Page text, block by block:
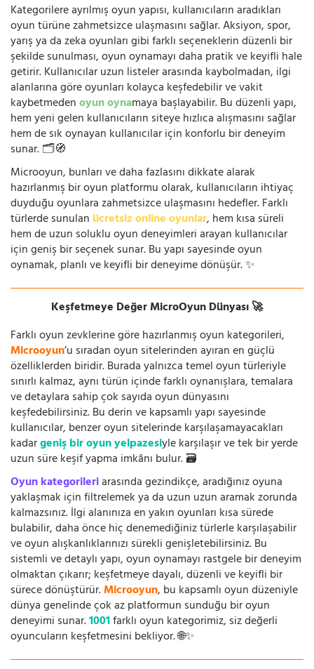
Kategorilere ayrılmış oyun yapısı, kullanıcıların aradıkları
oyun türüne zahmetsizce ulaşmasını sağlar. Aksiyon, spor,
yarış ya da zeka oyunları gibi farklı seçeneklerin düzenli bir
şekilde sunulması, oyun oynamayı daha pratik ve keyifli hale
getirir. Kullanıcılar uzun listeler arasında kaybolmadan, ilgi
alanlarına göre oyunları kolayca keşfedebilir ve vakit
kaybetmedenoyun oynamaya başlayabilir. Bu düzenli yapı,
hem yeni gelen kullanıcıların siteye hızlıca alışmasını sağlar
hem de sık oynayan kullanıcılar için konforlu bir deneyim
sunar. 🗂️🧭
Microoyun, bunları ve daha fazlasını dikkate alarak
hazırlanmış bir oyun platformu olarak, kullanıcıların ihtiyaç
duyduğu oyunlara zahmetsizce ulaşmasını hedefler. Farklı
türlerde sunulan ücretsiz online oyunlar, hem kısa süreli
hem de uzun soluklu oyun deneyimleri arayan kullanıcılar
için geniş bir seçenek sunar. Bu yapı sayesinde oyun
oynamak, planlı ve keyifli bir deneyime dönüşür. ✨
Keşfetmeye Değer MicroOyun Dünyası 🚀
Farklı oyun zevklerine göre hazırlanmış oyun kategorileri,
Microoyun’u sıradan oyun sitelerinden ayıran en güçlü
özelliklerden biridir. Burada yalnızca temel oyun türleriyle
sınırlı kalmaz, aynı türün içinde farklı oynanışlara, temalara
ve detaylara sahip çok sayıda oyun dünyasını
keşfedebilirsiniz. Bu derin ve kapsamlı yapı sayesinde
kullanıcılar, benzer oyun sitelerinde karşılaşamayacakları
kadargeniş bir oyun yelpazesiyle karşılaşır ve tek bir yerde
uzun süre keşif yapma imkânı bulur. 🗃️
Oyun kategorileriarasında gezindikçe, aradığınız oyuna
yaklaşmak için filtrelemek ya da uzun uzun aramak zorunda
kalmazsınız. İlgi alanınıza en yakın oyunları kısa sürede
bulabilir, daha önce hiç denemediğiniz türlerle karşılaşabilir
ve oyun alışkanlıklarınızı sürekli genişletebilirsiniz. Bu
sistemli ve detaylı yapı, oyun oynamayı rastgele bir deneyim
olmaktan çıkarır; keşfetmeye dayalı, düzenli ve keyifli bir
sürece dönüştürür.Microoyun, bu kapsamlı oyun düzeniyle
dünya genelinde çok az platformun sunduğu bir oyun
deneyimi sunar.1001farklı oyun kategorimiz, siz değerli
oyuncuların keşfetmesini bekliyor. 🌐✨